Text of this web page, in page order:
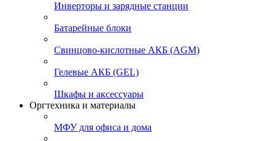
Инверторы и зарядные станции
Батарейные блоки
Свинцово-кислотные АКБ (AGM)
Гелевые АКБ (GEL)
Шкафы и аксессуары
Оргтехника и материалы
МФУ для офиса и дома